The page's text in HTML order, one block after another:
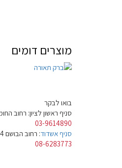
מוצרים דומים
בואו לבקר
סניף ראשון לציון: רחוב החומה 1, ראשון
03-9614890
סניף אשדוד: רחוב הבושם 14, אשדוד
08-6283773